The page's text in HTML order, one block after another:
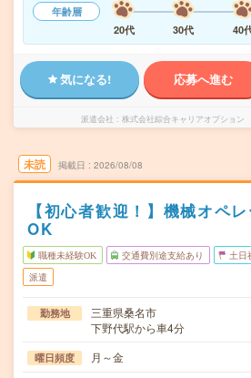
年齢層
20代
30代 40
気になる! 応募へ進む
派遣会社 株式会社綜合キャリアオプション
未読 掲載日 2026/08/08
【初心者歓迎！】機械オペ
OK
職種未経験OK 交通費別途支給あり 土日
派遣
勤務地
三重県桑名市
下野代駅から車4分
曜日頻度 月～金